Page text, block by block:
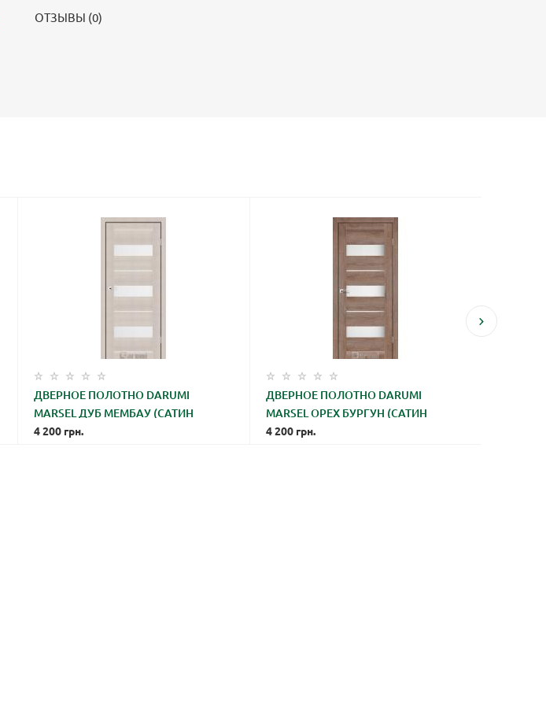
ОТЗЫВЫ (0)
ДВЕРНОЕ ПОЛОТНО DARUMI
MARSEL ДУБ МЕМБАУ (САТИН
БЕЛЫЙ)
4 200 грн.
ДВЕРНОЕ ПОЛОТНО DARUMI
MARSEL ОРЕХ БУРГУН (САТИН
БЕЛЫЙ)
4 200 грн.